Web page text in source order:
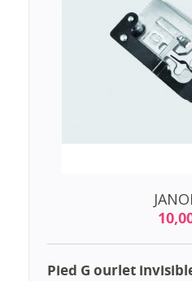
Pied G ourlet